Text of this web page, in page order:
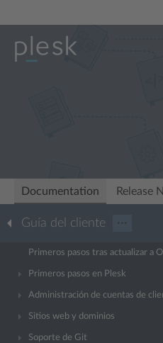
Documentation Release
Guía del cliente ···
Primeros pasos tras actualizar a
Primeros pasos en Plesk
Administración de cuentas de
Sitios web y dominios
Soporte de Git